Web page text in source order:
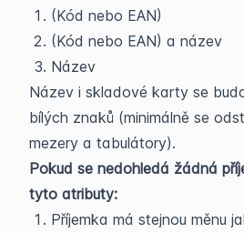
(Kód nebo EAN)
(Kód nebo EAN) a název
Název
Název i skladové karty se
bílých znaků (minimálně se
mezery a tabulátory).
Pokud se nedohledá žádná
tyto atributy:
Příjemka má stejnou měnu